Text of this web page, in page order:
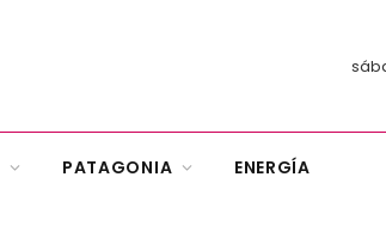
PATAGONIA ENERGÍA